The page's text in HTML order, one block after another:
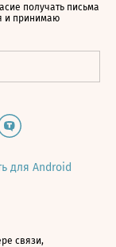
получать письма
и принимаю
для Android
связи,